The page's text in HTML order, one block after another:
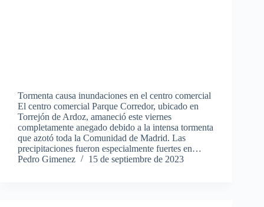
Tormenta causa inundaciones en el centro comercial
El centro comercial Parque Corredor, ubicado en
Torrejón de Ardoz, amaneció este viernes
completamente anegado debido a la intensa tormenta
que azotó toda la Comunidad de Madrid. Las
precipitaciones fueron especialmente fuertes en…
Pedro Gimenez
15 de septiembre de 2023